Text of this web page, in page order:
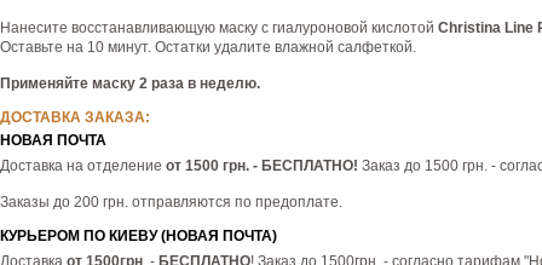
Нанесите восстанавливающую маску с гиалуроновой кислотой Christina Line
Оставьте на 10 минут. Остатки удалите влажной салфеткой.
Применяйте маску 2 раза в неделю.
ДОСТАВКА ЗАКАЗА:
НОВАЯ ПОЧТА
Доставка на отделение от 1500 грн. - БЕСПЛАТНО! Заказ до 1500 грн. -
Заказы до 200 грн. отправляются по предоплате.
КУРЬЕРОМ ПО КИЕВУ (НОВАЯ ПОЧТА)
Доставка от 1500грн . - БЕСПЛАТНО! Заказ до 1500грн. - согласно тарифам